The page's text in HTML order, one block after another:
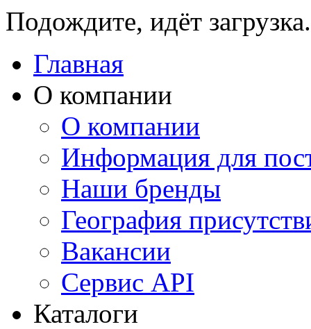
Подождите, идёт
Главная
О компании
О компании
Информация для
Наши бренды
География
Вакансии
Сервис API
Каталоги